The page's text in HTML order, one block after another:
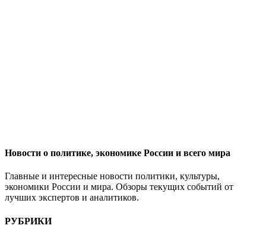
Новости о политике, экономике России и всего мира
Главные и интересные новости политики, культуры,
экономики России и мира. Обзоры текущих событий от
лучших экспертов и аналитиков.
РУБРИКИ